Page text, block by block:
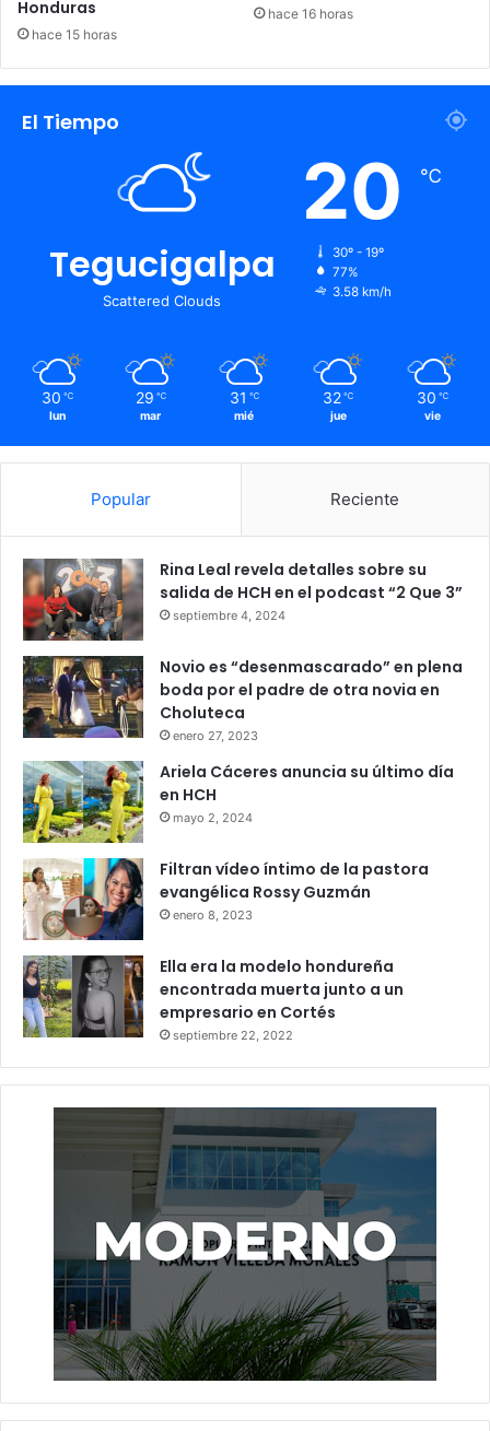
Honduras
hace 15 horas
hace 16 horas
El Tiempo
Tegucigalpa
Scattered Clouds
20 ℃
30º - 19º
77%
3.58 km/h
30 ℃
lun
29 ℃
mar
31 ℃
mié
32 ℃
jue
30 ℃
vie
Popular Reciente
Rina Leal revela detalles sobre su
salida de HCH en el podcast “2 Que 3”
septiembre 4, 2024
Novio es “desenmascarado” en plena
boda por el padre de otra novia en
Choluteca
enero 27, 2023
Ariela Cáceres anuncia su último día
en HCH
mayo 2, 2024
Filtran vídeo íntimo de la pastora
evangélica Rossy Guzmán
enero 8, 2023
Ella era la modelo hondureña
encontrada muerta junto a un
empresario en Cortés
septiembre 22, 2022